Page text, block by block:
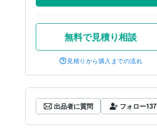
無料で見積り相談
見積りから購入までの流れ
出品者に質問 フォロー137